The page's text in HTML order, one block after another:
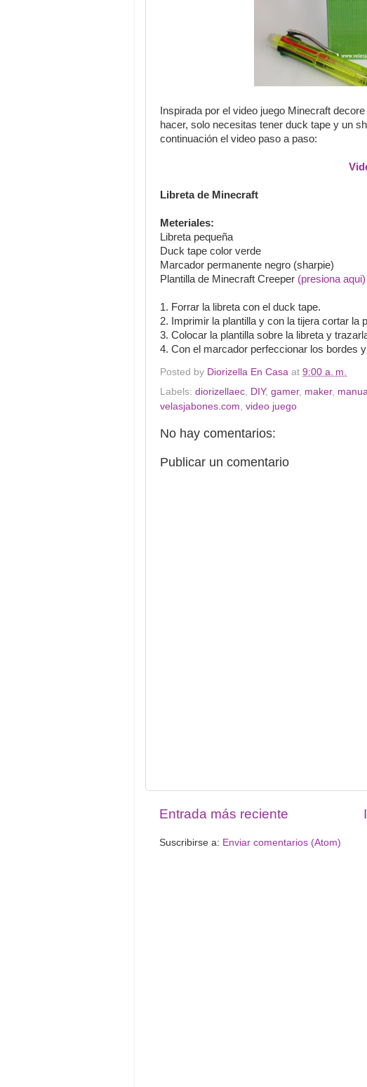
Inspirada por el video juego Minecraft
hacer, solo necesitas tener duck tape y un
continuación el video paso a paso:
Libreta de Minecraft
Meteriales:
Libreta pequeña
Duck tape color verde
Marcador permanente negro (sharpie)
Plantilla de Minecraft Creeper (presiona aqui)
1. Forrar la libreta con el duck tape.
2. Imprimir la plantilla y con la tijera cortar la
3. Colocar la plantilla sobre la libreta y
4. Con el marcador perfeccionar los bordes
Posted by Diorizella En Casa at 9:00 a. m.
Labels: diorizellaec DIY, gamer, maker,
velasjabones.com video juego
No hay comentarios:
Publicar un comentario
Entrada más reciente
Suscribirse a: Enviar comentarios (Atom)